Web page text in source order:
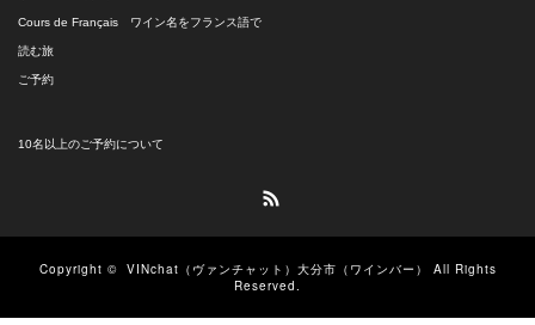
Cours de Français ワイン名をフランス語で
読む旅
ご予約
10名以上のご予約について
Copyright © VINchat（ヴァンチャット）大分市（ワインバー）
All Rights
Reserved.